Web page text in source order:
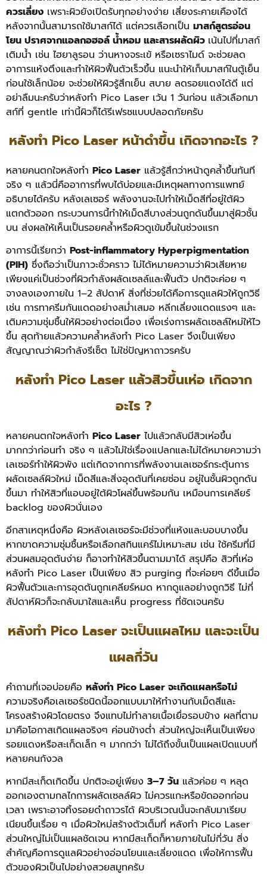
ควรเลี่ยง เพราะผิวยังเปิดรับทุกอย่างง่าย เสี่ยงระคายเคืองได้
หลังจากนั้นสามารถใช้มาสก์ได้ แต่ควรเลือกเป็น มาสก์สูตรอ่อน
โยน ปราศจากแอลกอฮอล์ น้ำหอม และสารผลัดผิว เน้นไปที่มาสก์
เติมน้ำ เช่น ไฮยาลูรอน ว่านหางจระเข้ หรือเซราไมด์ จะช่วยลด
อาการแห้งตึงและทำให้ผิวฟื้นตัวเร็วขึ้น แนะนำให้เก็บมาสก์ในตู้เย็น
ก่อนใช้เล็กน้อย จะช่วยให้ผิวรู้สึกเย็น สบาย ลดรอยแดงได้ดี แต่
อย่าลืมนะครับว่าหลังทำ Pico Laser เว้น 1 วันก่อน แล้วเลือกมา
สก์ที่ gentle เท่านี้ผิวก็ได้รีเฟรชแบบปลอดภัยครับ
หลังทํา Pico Laser หน้าดำขึ้น เกิดจากอะไร ?
หลายคนตกใจหลังทำ Pico Laser แล้วรู้สึกว่าหน้าดูคล้ำขึ้นทันที
จริง ๆ แล้วนี่คืออาการที่พบได้บ่อยและมีเหตุผลทางการแพทย์
อธิบายได้ครับ หลังเลเซอร์ พลังงานจะไปทำให้เม็ดสีที่อยู่ใต้ผิว
แตกตัวออก กระบวนการนี้ทำให้เม็ดสีบางส่วนถูกดันขึ้นมาสู่ผิวชั้น
บน ส่งผลให้เห็นเป็นรอยคล้ำหรือผิวดูเข้มขึ้นในช่วงแรก
อาการนี้เรียกว่า Post-inflammatory Hyperpigmentation
(PIH) ซึ่งถือว่าเป็นภาวะชั่วคราว ไม่ได้หมายความว่าผิวเสียหาย
เพียงแค่เป็นช่วงที่ผิวกำลังผลัดเซลล์และฟื้นตัว ปกติจะค่อย ๆ
จางลงเองภายใน 1–2 สัปดาห์ สิ่งที่ช่วยได้คือการดูแลผิวให้ถูกวิธี
เช่น การทาครีมกันแดดอย่างสม่ำเสมอ หลีกเลี่ยงแดดแรงๆ และ
เติมความชุ่มชื้นให้ผิวอย่างต่อเนื่อง เพื่อเร่งการผลัดเซลล์ใหม่ให้ไว
ขึ้น สุดท้ายแล้วความคล้ำหลังทำ Pico Laser จึงเป็นเพียง
สัญญาณว่าผิวกำลังรีเซ็ต ไม่ใช่ปัญหาถาวรครับ
หลังทำ Pico Laser แล้วสิวขึ้นเห่อ เกิดจาก
อะไร ?
หลายคนตกใจหลังทำ Pico Laser ไปแล้วกลับมีสิวเห่อขึ้น
มากกว่าก่อนทำ จริง ๆ แล้วไม่ใช่เรื่องแปลกและไม่ได้หมายความว่า
เลเซอร์ทำให้ผิวพัง แต่เกิดจากการที่พลังงานเลเซอร์กระตุ้นการ
ผลัดเซลล์ผิวใหม่ เม็ดสีและสิ่งอุดตันที่เคยซ่อน อยู่ในชั้นผิวถูกดัน
ขึ้นมา ทำให้สิวที่แอบอยู่ใต้ผิวโผล่ขึ้นพร้อมกัน เหมือนการเคลียร์
backlog ของผิวนั่นเอง
อีกสาเหตุหนึ่งคือ ผิวหลังเลเซอร์จะมีช่วงที่แห้งและบอบบางขึ้น
หากขาดความชุ่มชื้นหรือเลือกสกินแคร์ไม่เหมาะสม เช่น ใช้ครีมที่มี
ส่วนผสมอุดตันง่าย ก็อาจทำให้สิวขึ้นตามมาได้ สรุปคือ สิวที่เห่อ
หลังทำ Pico Laser เป็นเพียง สิว purging ที่จะค่อยๆ ดีขึ้นเมื่อ
ผิวฟื้นตัวและการอุดตันถูกเคลียร์หมด หากดูแลอย่างถูกวิธี ไม่กี่
สัปดาห์ผิวก็จะกลับมาใสและเห็น progress ที่ชัดเจนครับ
หลังทำ Pico Laser จะเป็นแผลไหม และจะเป็น
แผลกี่วัน
คำถามที่เจอบ่อยคือ หลังทำ Pico Laser จะเกิดแผลหรือไม่
ความจริงคือเลเซอร์ชนิดนี้ออกแบบมาให้ทำงานกับเม็ดสีและ
โครงสร้างผิวโดยตรง จึงแทบไม่ทำลายเนื้อเยื่อรอบข้าง ผลที่ตาม
มาคือโอกาสเกิดแผลจริงๆ ค่อนข้างต่ำ ส่วนใหญ่จะเห็นเป็นเพียง
รอยแดงหรือสะเก็ดเล็ก ๆ มากกว่า ไม่ได้ถึงขั้นเป็นแผลเปิดแบบที่
หลายคนกังวล
หากมีสะเก็ดเกิดขึ้น ปกติจะอยู่เพียง 3–7 วัน แล้วค่อย ๆ หลุด
ออกเองตามกลไกการผลัดเซลล์ผิว ไม่ควรแกะหรือขัดออกก่อน
เวลา เพราะอาจทิ้งรอยดำถาวรได้ ผิวบริเวณนั้นจะกลับมาเรียบ
เนียนขึ้นเรื่อย ๆ เมื่อผิวใหม่สร้างตัวเต็มที่ หลังทำ Pico Laser
ส่วนใหญ่ไม่เป็นแผลชัดเจน หากมีสะเก็ดก็หายภายในไม่กี่วัน สิ่ง
สำคัญคือการดูแลผิวอย่างอ่อนโยนและเลี่ยงแดด เพื่อให้การฟื้น
ตัวของผิวเป็นไปอย่างสวยสมูทครับ